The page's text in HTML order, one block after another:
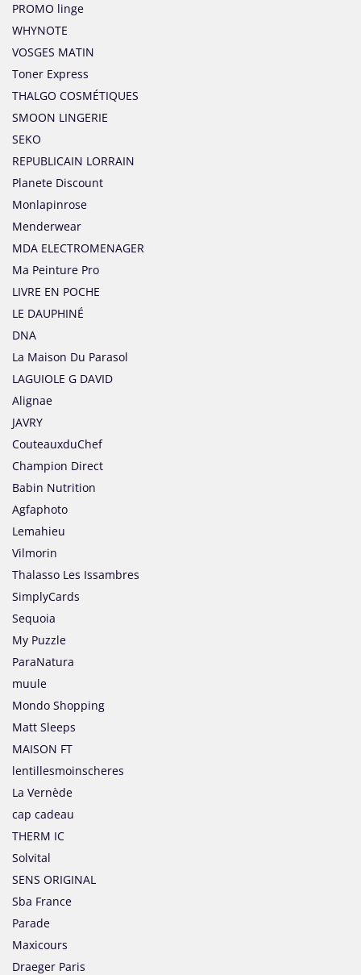
PROMO linge
WHYNOTE
VOSGES MATIN
Toner Express
THALGO COSMÉTIQUES
SMOON LINGERIE
SEKO
REPUBLICAIN LORRAIN
Planete Discount
Monlapinrose
Menderwear
MDA ELECTROMENAGER
Ma Peinture Pro
LIVRE EN POCHE
LE DAUPHINÉ
DNA
La Maison Du Parasol
LAGUIOLE G DAVID
Alignae
JAVRY
CouteauxduChef
Champion Direct
Babin Nutrition
Agfaphoto
Lemahieu
Vilmorin
Thalasso Les Issambres
SimplyCards
Sequoia
My Puzzle
ParaNatura
muule
Mondo Shopping
Matt Sleeps
MAISON FT
lentillesmoinscheres
La Vernède
cap cadeau
THERM IC
Solvital
SENS ORIGINAL
Sba France
Parade
Maxicours
Draeger Paris